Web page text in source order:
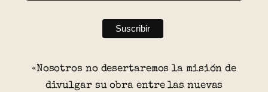
«Nosotros no desertaremos la misión de
divulgar su obra entre las nuevas